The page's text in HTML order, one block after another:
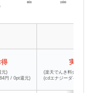
元)
円 / 0pt還元)
実質
(楽天でんき料金:
(cdエナジーダイレク